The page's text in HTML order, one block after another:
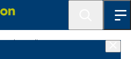
um die Fütterung